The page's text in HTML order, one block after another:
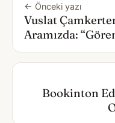
← Önceki yazı
Vuslat
Aramızda:
Bookinton